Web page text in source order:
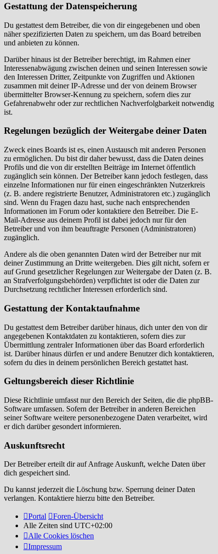
Gestattung der Datenspeicherung
Du gestattest dem Betreiber, die von dir eingegebenen und oben
näher spezifizierten Daten zu speichern, um das Board betreiben
und anbieten zu können.
Darüber hinaus ist der Betreiber berechtigt, im Rahmen einer
Interessenabwägung zwischen deinen und seinen Interessen sowie
den Interessen Dritter, Zeitpunkte von Zugriffen und Aktionen
zusammen mit deiner IP-Adresse und der von deinem Browser
übermittelter Browser-Kennung zu speichern, sofern dies zur
Gefahrenabwehr oder zur rechtlichen Nachverfolgbarkeit notwendig
ist.
Regelungen bezüglich der Weitergabe deiner Daten
Zweck eines Boards ist es, einen Austausch mit anderen Personen
zu ermöglichen. Du bist dir daher bewusst, dass die Daten deines
Profils und die von dir erstellten Beiträge im Internet öffentlich
zugänglich sein können. Der Betreiber kann jedoch festlegen, dass
einzelne Informationen nur für einen eingeschränkten Nutzerkreis
(z. B. andere registrierte Benutzer, Administratoren etc.) zugänglich
sind. Wenn du Fragen dazu hast, suche nach entsprechenden
Informationen im Forum oder kontaktiere den Betreiber. Die E-
Mail-Adresse aus deinem Profil ist dabei jedoch nur für den
Betreiber und von ihm beauftragte Personen (Administratoren)
zugänglich.
Andere als die oben genannten Daten wird der Betreiber nur mit
deiner Zustimmung an Dritte weitergeben. Dies gilt nicht, sofern er
auf Grund gesetzlicher Regelungen zur Weitergabe der Daten (z. B.
an Strafverfolgungsbehörden) verpflichtet ist oder die Daten zur
Durchsetzung rechtlicher Interessen erforderlich sind.
Gestattung der Kontaktaufnahme
Du gestattest dem Betreiber darüber hinaus, dich unter den von dir
angegebenen Kontaktdaten zu kontaktieren, sofern dies zur
Übermittlung zentraler Informationen über das Board erforderlich
ist. Darüber hinaus dürfen er und andere Benutzer dich kontaktieren,
sofern du dies in deinem persönlichen Bereich gestattet hast.
Geltungsbereich dieser Richtlinie
Diese Richtlinie umfasst nur den Bereich der Seiten, die die phpBB-
Software umfassen. Sofern der Betreiber in anderen Bereichen
seiner Software weitere personenbezogene Daten verarbeitet, wird
er dich darüber gesondert informieren.
Auskunftsrecht
Der Betreiber erteilt dir auf Anfrage Auskunft, welche Daten über
dich gespeichert sind.
Du kannst jederzeit die Löschung bzw. Sperrung deiner Daten
verlangen. Kontaktiere hierzu bitte den Betreiber.
Portal
Foren-Übersicht
Alle Zeiten sind UTC+02:00
Alle Cookies löschen
Impressum